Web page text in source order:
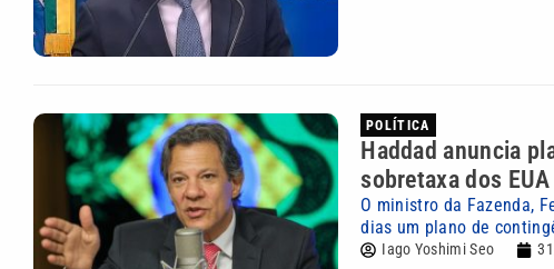
POLÍTICA
Haddad anuncia
sobretaxa dos EUA
O ministro da Fazenda,
dias um plano de
Iago Yoshimi Seo